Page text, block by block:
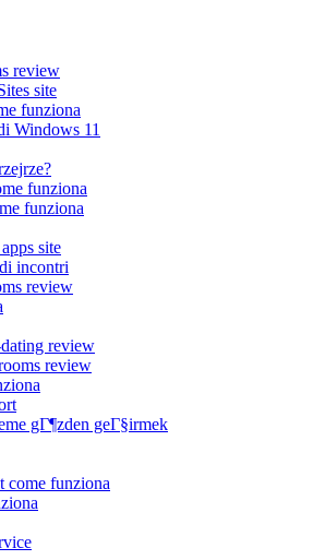
review
site
funziona
Windows 11
funziona
funziona
site
incontri
review
review
review
gГ¶zden geГ§irmek
come funziona